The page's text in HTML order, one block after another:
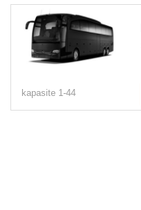
kapasite 1-44